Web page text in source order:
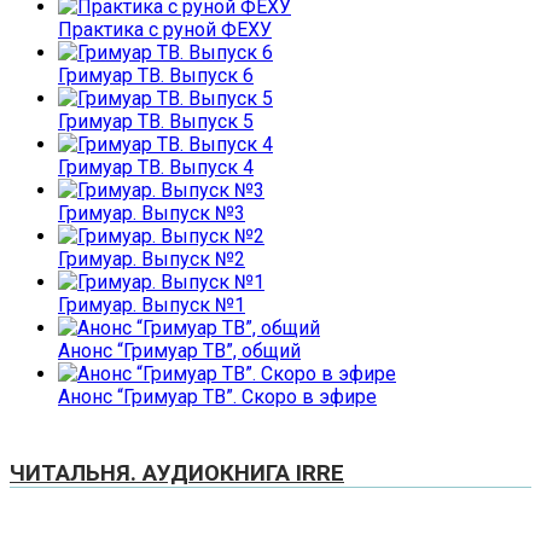
Практика с руной ФЕХУ
Гримуар ТВ. Выпуск 6
Гримуар ТВ. Выпуск 5
Гримуар ТВ. Выпуск 4
Гримуар. Выпуск №3
Гримуар. Выпуск №2
Гримуар. Выпуск №1
Анонс “Гримуар ТВ”, общий
Анонс “Гримуар ТВ”. Скоро в эфире
ЧИТАЛЬНЯ. АУДИОКНИГА IRRE